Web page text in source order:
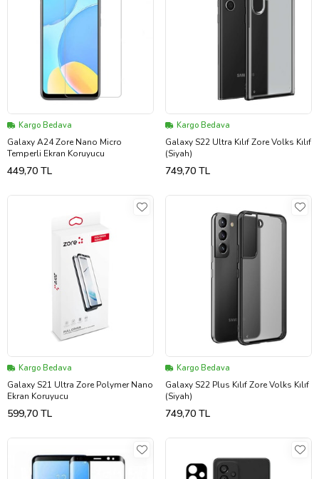
Kargo Bedava
Galaxy A24 Zore Nano Micro
Temperli Ekran Koruyucu
449,70 TL
Kargo Bedava
Galaxy S22 Ultra Kılıf Zore Volks Kılıf
(Siyah)
749,70 TL
Kargo Bedava
Galaxy S21 Ultra Zore Polymer Nano
Ekran Koruyucu
599,70 TL
Kargo Bedava
Galaxy S22 Plus Kılıf Zore Volks Kılıf
(Siyah)
749,70 TL